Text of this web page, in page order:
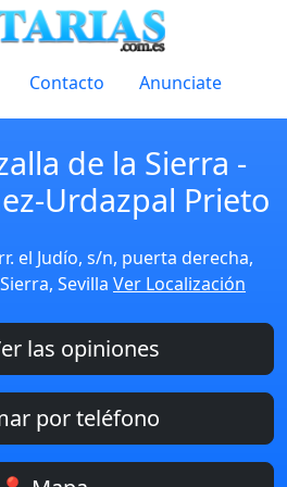
Contacto Anunciate
de la Sierra -
Urdazpal Prieto
el Judío, s/n, puerta derecha,
Sevilla Ver Localización
las opiniones
por teléfono